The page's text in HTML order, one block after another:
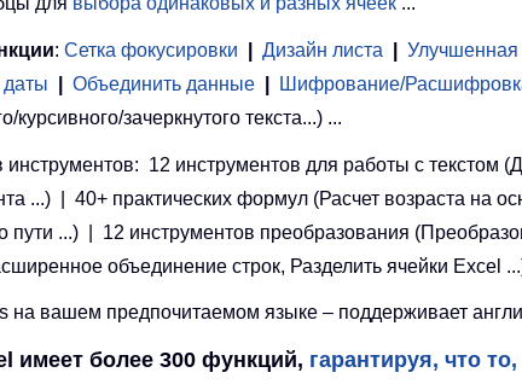
: Сетка фокусировки Дизайн листа
Объединить данные Шифрование/
курсивного/зачеркнутого текста...) ...
инструментов: 12 инструментов для работы с текстом
...) | 40+ практических формул (Расчет возраста на
пути ...) | 12 инструментов преобразования
объединение строк, Разделить ячейки Excel
на вашем предпочитаемом языке – поддерживает
имеет более 300 функций, гарантируя, что